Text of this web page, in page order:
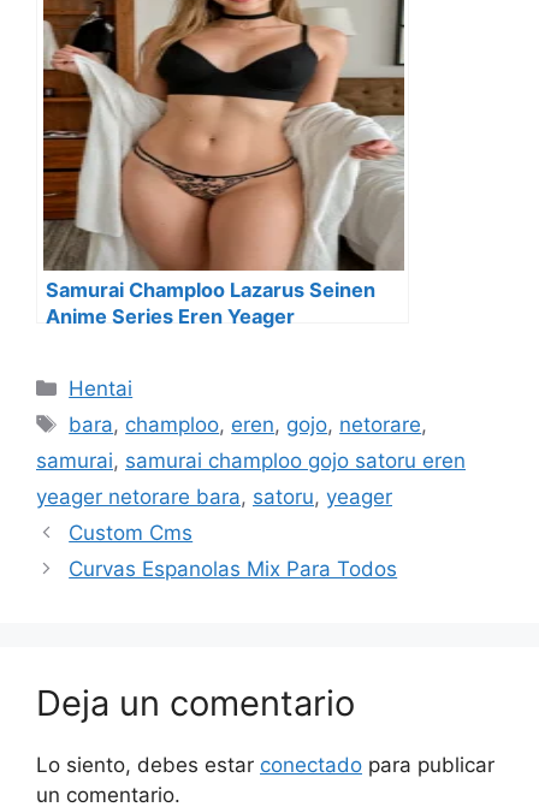
Samurai Champloo Lazarus Seinen
Anime Series Eren Yeager
Categorías
Hentai
Etiquetas
bara, champloo, eren, gojo, netorare,
samurai, samurai champloo gojo satoru eren
yeager netorare bara, satoru, yeager
Custom Cms
Curvas Espanolas Mix Para Todos
Deja un comentario
Lo siento, debes estar conectado para publicar
un comentario.